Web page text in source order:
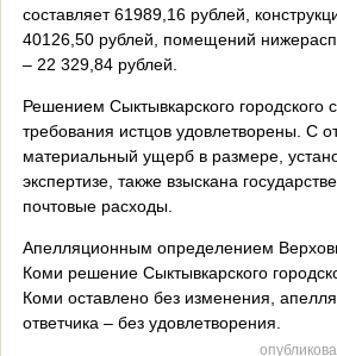
составляет 61989,16 рублей,
40126,50 рублей, помещений
– 22 329,84 рублей.
Решением Сыктывкарского городского
требования истцов удовлетворены. С
материальный ущерб в размере,
экспертизе, также взыскана
почтовые расходы.
Апелляционным определением
Коми решение Сыктывкарского
Коми оставлено без изменения,
ответчика – без удовлетворения.